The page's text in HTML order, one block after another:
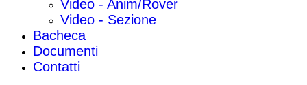
Video - Anim/Rover
Video - Sezione
Bacheca
Documenti
Contatti